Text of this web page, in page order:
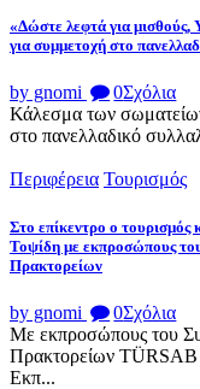
«Δώστε λεφτά για
για συμμετοχή στο
by gnomi 0Σχόλια
Κάλεσμα των
στο πανελλαδικό
Περιφέρεια Τουρισμός
Στο επίκεντρο ο τουρισμός
Τοψίδη με εκπροσώπους
Πρακτορείων
by gnomi 0Σχόλια
Με εκπροσώπους του
Πρακτορείων TÜRSAB
Εκπ...